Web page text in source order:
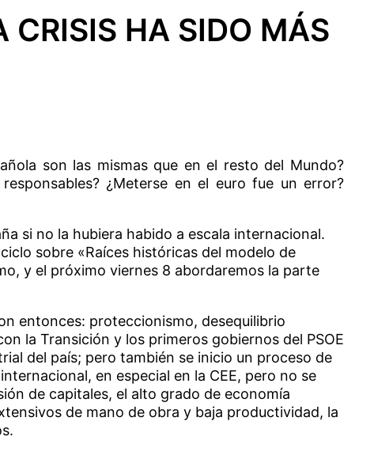
CRISIS HA SIDO MÁS
son las mismas que en el resto del Mundo?
¿Meterse en el euro fue un error?
si no la hubiera habido a escala internacional.
sobre «Raíces históricas del modelo de
y el próximo viernes 8 abordaremos la parte
entonces: proteccionismo, desequilibrio
la Transición y los primeros gobiernos del PSOE
del país; pero también se inicio un proceso de
en especial en la CEE, pero no se
de capitales, el alto grado de economía
de mano de obra y baja productividad, la